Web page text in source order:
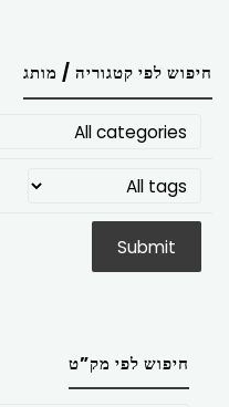
חיפוש לפי קטגוריה / מותג
חיפוש לפי מק”ט